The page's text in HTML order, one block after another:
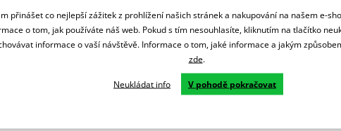
přinášet co nejlepší zážitek z prohlížení našich stránek a nakupování na našem e-
o tom, jak používáte náš web. Pokud s tím nesouhlasíte, kliknutím na tlačítko
informace o vaší návštěvě. Informace o tom, jaké informace a jakým
zde.
Neukládat info V pohodě pokračovat